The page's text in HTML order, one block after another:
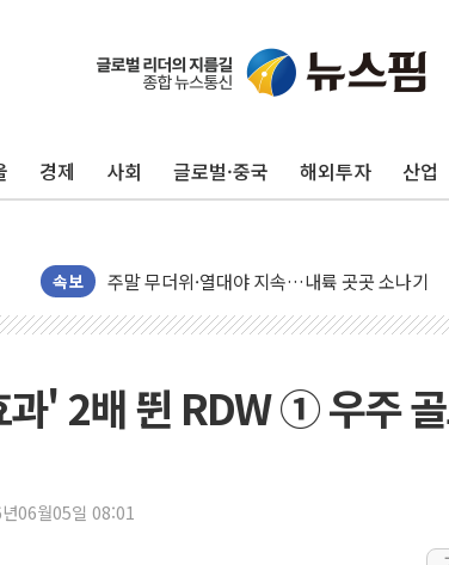
경제 사회 글로벌·중국 해외투자 산업
속보
李대통령, 'ISA·주가누르기 방지법' 전면 재검
'호우 특보' 경북 울진 시간당 20~30mm 강한
오세훈 "용산공원 주택 검토, 민주당 스스로 원
충북 주말 무더위 지속…청주·진천 35도, 곳곳
민주당, 오늘 제주·인천 경선 발표...김민석 '
한상협, 업계 개인정보 보안 새판 짠다…'자율
유럽증시, 美 고용 예상 밖 부진에 연준 금리
' 2배 뛴 RDW ① 우주
06월05일 08:01